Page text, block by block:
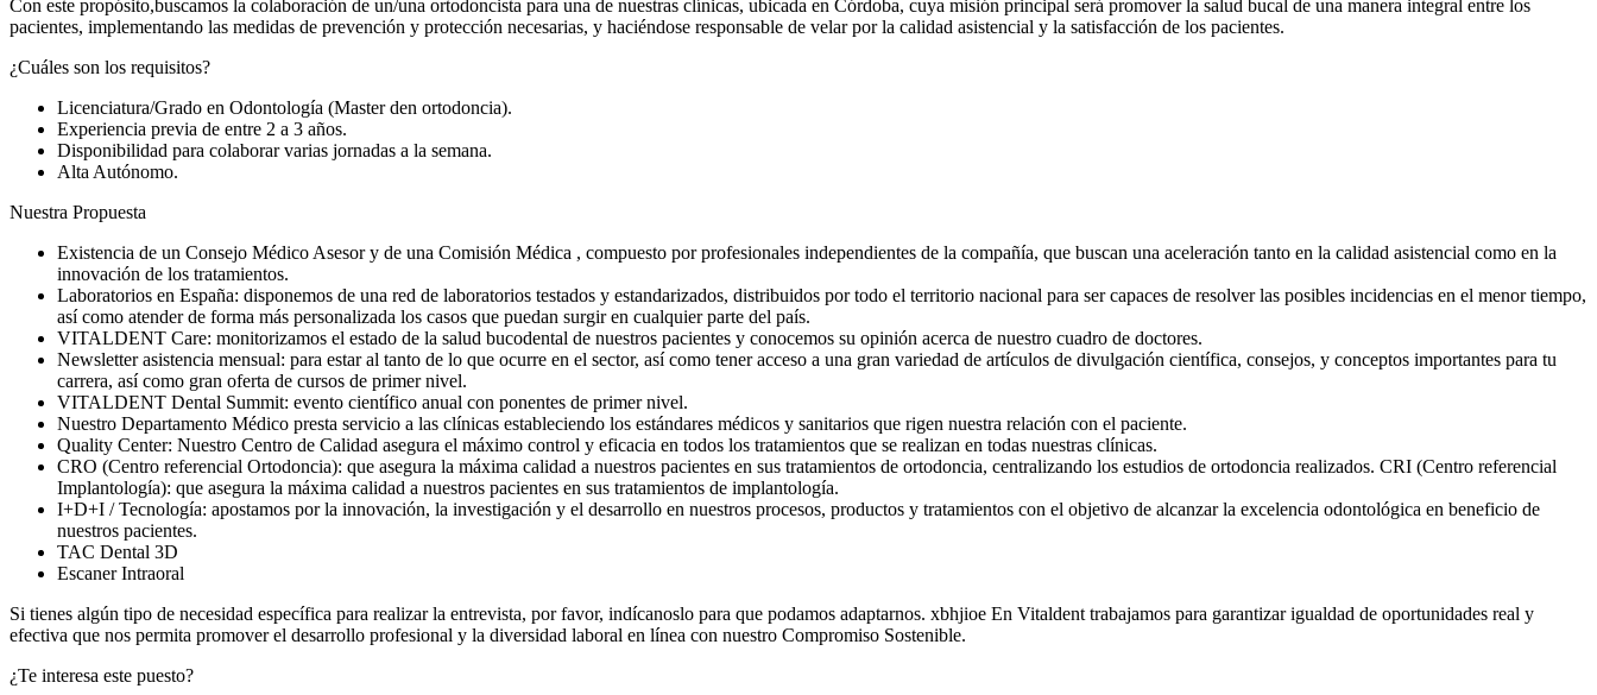
Con este propósito,buscamos la colaboración de un/una ortodoncista para una de nuestras clínicas, ubicada en Córdoba, cuya misión principal será promover la salud bucal de una manera integral entre los
pacientes, implementando las medidas de prevención y protección necesarias, y haciéndose responsable de velar por la calidad asistencial y la satisfacción de los pacientes.
¿Cuáles son los requisitos?
Licenciatura/Grado en Odontología (Master den ortodoncia).
Experiencia previa de entre 2 a 3 años.
Disponibilidad para colaborar varias jornadas a la semana.
Alta Autónomo.
Nuestra Propuesta
Existencia de un Consejo Médico Asesor y de una Comisión Médica , compuesto por profesionales independientes de la compañía, que buscan una aceleración tanto en la calidad asistencial como en la
innovación de los tratamientos.
Laboratorios en España: disponemos de una red de laboratorios testados y estandarizados, distribuidos por todo el territorio nacional para ser capaces de resolver las posibles incidencias en el menor tiempo,
así como atender de forma más personalizada los casos que puedan surgir en cualquier parte del país.
VITALDENT Care: monitorizamos el estado de la salud bucodental de nuestros pacientes y conocemos su opinión acerca de nuestro cuadro de doctores.
Newsletter asistencia mensual: para estar al tanto de lo que ocurre en el sector, así como tener acceso a una gran variedad de artículos de divulgación científica, consejos, y conceptos importantes para tu
carrera, así como gran oferta de cursos de primer nivel.
VITALDENT Dental Summit: evento científico anual con ponentes de primer nivel.
Nuestro Departamento Médico presta servicio a las clínicas estableciendo los estándares médicos y sanitarios que rigen nuestra relación con el paciente.
Quality Center: Nuestro Centro de Calidad asegura el máximo control y eficacia en todos los tratamientos que se realizan en todas nuestras clínicas.
CRO (Centro referencial Ortodoncia): que asegura la máxima calidad a nuestros pacientes en sus tratamientos de ortodoncia, centralizando los estudios de ortodoncia realizados. CRI (Centro referencial
Implantología): que asegura la máxima calidad a nuestros pacientes en sus tratamientos de implantología.
I+D+I / Tecnología: apostamos por la innovación, la investigación y el desarrollo en nuestros procesos, productos y tratamientos con el objetivo de alcanzar la excelencia odontológica en beneficio de
nuestros pacientes.
TAC Dental 3D
Escaner Intraoral
Si tienes algún tipo de necesidad específica para realizar la entrevista, por favor, indícanoslo para que podamos adaptarnos. xbhjioe En Vitaldent trabajamos para garantizar igualdad de oportunidades real y
efectiva que nos permita promover el desarrollo profesional y la diversidad laboral en línea con nuestro Compromiso Sostenible.
¿Te interesa este puesto?